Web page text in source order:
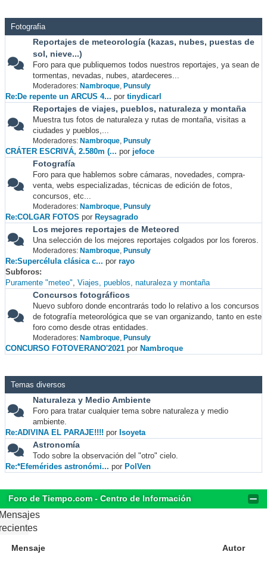
Fotografia
Reportajes de meteorología (kazas, nubes, puestas de
sol, nieve...)
Foro para que publiquemos todos nuestros reportajes, ya sean de
tormentas, nevadas, nubes, atardeceres...
Moderadores: Nambroque, Punsuly
Re:De repente un ARCUS 4... por tinydicarl
Reportajes de viajes, pueblos, naturaleza y montaña
Muestra tus fotos de naturaleza y rutas de montaña, visitas a
ciudades y pueblos,...
Moderadores: Nambroque, Punsuly
CRÁTER ESCRIVÁ, 2.580m (... por jefoce
Fotografía
Foro para que hablemos sobre cámaras, novedades, compra-
venta, webs especializadas, técnicas de edición de fotos,
concursos, etc...
Moderadores: Nambroque, Punsuly
Re:COLGAR FOTOS por Reysagrado
Los mejores reportajes de Meteored
Una selección de los mejores reportajes colgados por los foreros.
Moderadores: Nambroque, Punsuly
Re:Supercélula clásica c... por rayo
Subforos
Puramente "meteo" Viajes, pueblos, naturaleza y montaña
Concursos fotográficos
Nuevo subforo donde encontrarás todo lo relativo a los concursos
de fotografía meteorológica que se van organizando, tanto en este
foro como desde otras entidades.
Moderadores: Nambroque, Punsuly
CONCURSO FOTOVERANO'2021 por Nambroque
Temas diversos
Naturaleza y Medio Ambiente
Foro para tratar cualquier tema sobre naturaleza y medio
ambiente.
Re:ADIVINA EL PARAJE!!!! por Isoyeta
Astronomía
Todo sobre la observación del "otro" cielo.
Re:*Efemérides astronómi... por PolVen
Foro de Tiempo.com - Centro de Información
Mensaje Autor